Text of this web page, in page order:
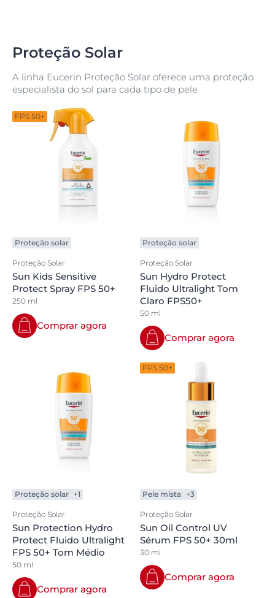
Proteção Solar
A linha Eucerin Proteção Solar oferece uma proteção
especialista do sol para cada tipo de pele
FPS 50+
Proteção solar
Proteção Solar
Sun Kids Sensitive
Protect Spray FPS 50+
250 ml
Comprar agora
Proteção solar
Proteção Solar
Sun Hydro Protect
Fluido Ultralight Tom
Claro FPS50+
50 ml
Comprar agora
Proteção solar +1
Proteção Solar
Sun Protection Hydro
Protect Fluido Ultralight
FPS 50+ Tom Médio
50 ml
Comprar agora
FPS 50+
Pele mista +3
Proteção Solar
Sun Oil Control UV
Sérum FPS 50+ 30ml
30 ml
Comprar agora